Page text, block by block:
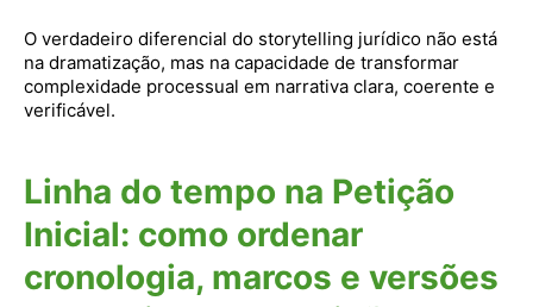
O verdadeiro diferencial do storytelling jurídico não está
na dramatização, mas na capacidade de transformar
complexidade processual em narrativa clara, coerente e
verificável.
Linha do tempo na Petição
Inicial: como ordenar
cronologia, marcos e versões